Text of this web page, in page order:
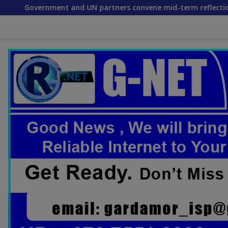
UN partners convene mid-term reflection workshop to